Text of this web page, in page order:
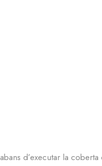
d’executar la